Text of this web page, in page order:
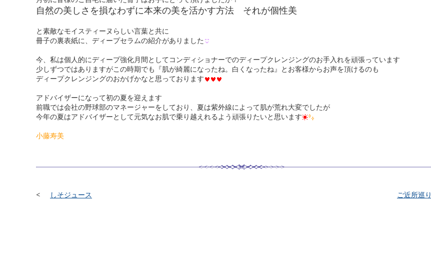
自然の美しさを損なわずに本来の美を活かす方法 それが個性美
と素敵なモイスティーヌらしい言葉と共に
冊子の裏表紙に、ディープセラムの紹介がありました
今、私は個人的にディープ強化月間としてコンディショナーでのディープクレンジングのお手入れを頑張っています
少しずつではありますがこの時期でも『肌が綺麗になったね。白くなったね』とお客様からお声を頂けるのも
ディープクレンジングのおかげかなと思っております
アドバイザーになって初の夏を迎えます
前職では会社の野球部のマネージャーをしており、夏は紫外線によって肌が荒れ大変でしたが
今年の夏はアドバイザーとして元気なお肌で乗り越えれるよう頑張りたいと思います
小藤寿美
しそジュース ご近所巡り